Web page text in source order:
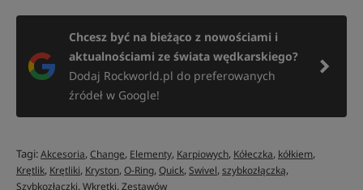
Chcesz być na bieżąco z nowościami i
aktualnościami ze świata wędkarskiego?
Dodaj Rockworld.pl do preferowanych
źródeł w Google!
Tagi:Akcesoria,Change, Elementy, Karpiowych, Kółeczka, kółkiem,
Krętlik, Krętliki, Kryston,O-Ring,Quick,Swivel,szybkozłączką,
Szybkozłączki,Wkrętki,Zestawów